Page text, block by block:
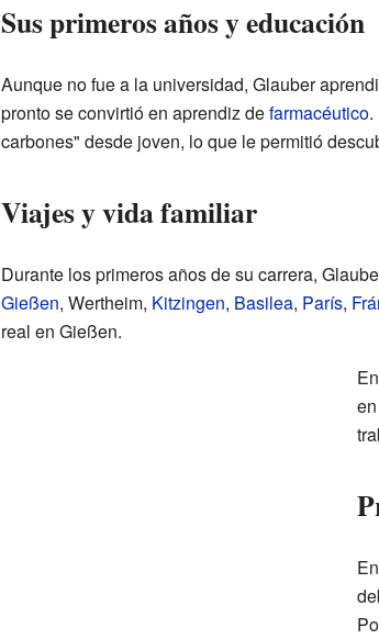
Sus primeros años y educación
Aunque no fue a la universidad, Glauber
pronto se convirtió en aprendiz defarmacéutico.
carbones" desde joven, lo que le permitió
Viajes y vida familiar
Durante los primeros años de su carrera,
Gießen, Wertheim, Kitzingen, Basilea, París,
real en Gießen.